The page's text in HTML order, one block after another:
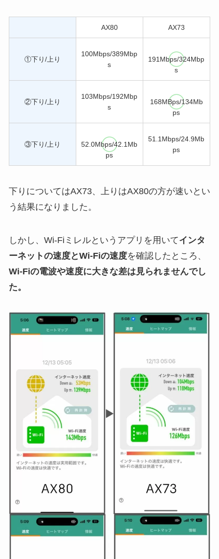
AX80 AX73
①下り/上り
100Mbps/389Mbp
s
191Mbps/324Mbp
s
②下り/上り
103Mbps/192Mbp
s
168MBps/134Mb
ps
③下り/上り
52.0Mbps/42.1Mb
ps
51.1Mbps/24.9Mb
ps
下りについてはAX73、上りはAX80の方が速いとい
う結果になりました。
しかし、Wi-Fiミレルというアプリを用いてインタ
ーネットの速度とWi-Fiの速度を確認したところ、
Wi-Fiの電波や速度に大きな差は見られませんでし
た。